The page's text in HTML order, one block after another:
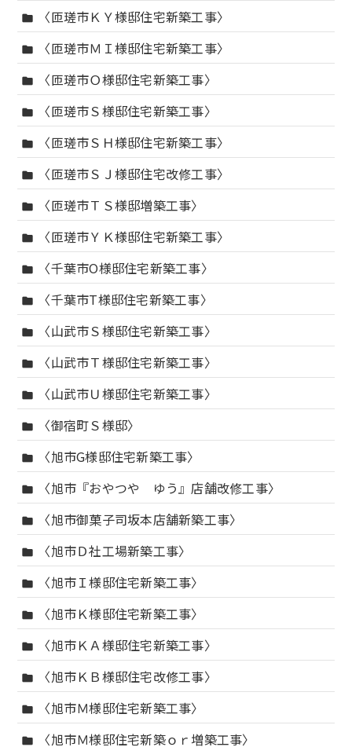
folder 〈匝瑳市ＫＹ様邸住宅新築工事〉
folder 〈匝瑳市ＭＩ様邸住宅新築工事〉
folder 〈匝瑳市Ｏ様邸住宅新築工事〉
folder 〈匝瑳市Ｓ様邸住宅新築工事〉
folder 〈匝瑳市ＳＨ様邸住宅新築工事〉
folder 〈匝瑳市ＳＪ様邸住宅改修工事〉
folder 〈匝瑳市ＴＳ様邸増築工事〉
folder 〈匝瑳市ＹＫ様邸住宅新築工事〉
folder 〈千葉市O様邸住宅新築工事〉
folder 〈千葉市T様邸住宅新築工事〉
folder 〈山武市Ｓ様邸住宅新築工事〉
folder 〈山武市Ｔ様邸住宅新築工事〉
folder 〈山武市Ｕ様邸住宅新築工事〉
folder 〈御宿町Ｓ様邸〉
folder 〈旭市G様邸住宅新築工事〉
folder 〈旭市『おやつや ゆう』店舗改修工事〉
folder 〈旭市御菓子司坂本店舗新築工事〉
folder 〈旭市Ｄ社工場新築工事〉
folder 〈旭市Ｉ様邸住宅新築工事〉
folder 〈旭市Ｋ様邸住宅新築工事〉
folder 〈旭市ＫＡ様邸住宅新築工事〉
folder 〈旭市ＫＢ様邸住宅改修工事〉
folder 〈旭市Ｍ様邸住宅新築工事〉
folder 〈旭市Ｍ様邸住宅新築ｏｒ増築工事〉